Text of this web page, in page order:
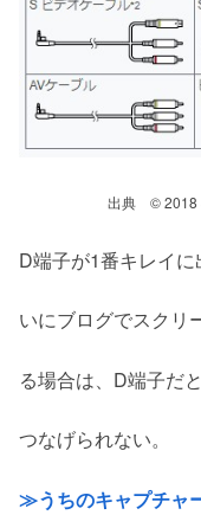
出典 © 2018
D端子が1番キレイ
いにブログでスクリ
る場合は、D端子だ
つなげられない。
≫うちのキャプチャ